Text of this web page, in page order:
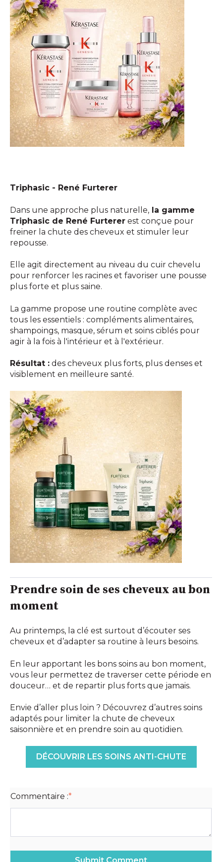
Triphasic - René Furterer
Dans une approche plus naturelle, la gamme
Triphasic de René Furterer est conçue pour
freiner la chute des cheveux et stimuler leur
repousse.
Elle agit directement au niveau du cuir chevelu
pour renforcer les racines et favoriser une pousse
plus forte et plus saine.
La gamme propose une routine complète avec
tous les essentiels : compléments alimentaires,
shampoings, masque, sérum et soins ciblés pour
agir à la fois à l'intérieur et à l'extérieur.
Résultat : des cheveux plus forts, plus denses et
visiblement en meilleure santé.
Prendre soin de ses cheveux au bon
moment
Au printemps, la clé est surtout d’écouter ses
cheveux et d’adapter sa routine à leurs besoins.
En leur apportant les bons soins au bon moment,
vous leur permettez de traverser cette période en
douceur… et de repartir plus forts que jamais.
Envie d’aller plus loin ? Découvrez d’autres soins
adaptés pour limiter la chute de cheveux
saisonnière et en prendre soin au quotidien.
DÉCOUVRIR LES SOINS ANTI-CHUTE
Commentaire :*